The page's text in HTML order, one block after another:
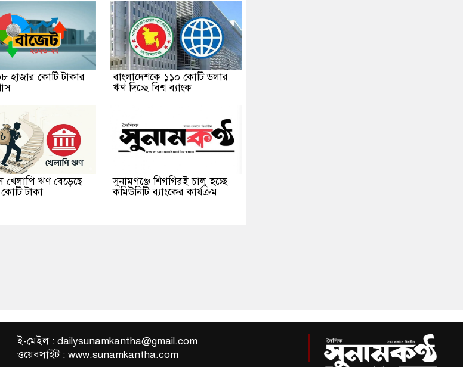
হাজার কোটি টাকার
বাংলাদেশকে ১১০ কোটি ডলার
ঋণ দিচ্ছে বিশ্ব ব্যাংক
খেলাপি ঋণ বেড়েছে
টাকা
সুনামগঞ্জে শিগগিরই চালু হচ্ছে
কমিউনিটি ব্যাংকের কার্যক্রম
ই-মেইল :dailysunamkantha@gmail.com
ওয়েবসাইট : www.sunamkantha.com